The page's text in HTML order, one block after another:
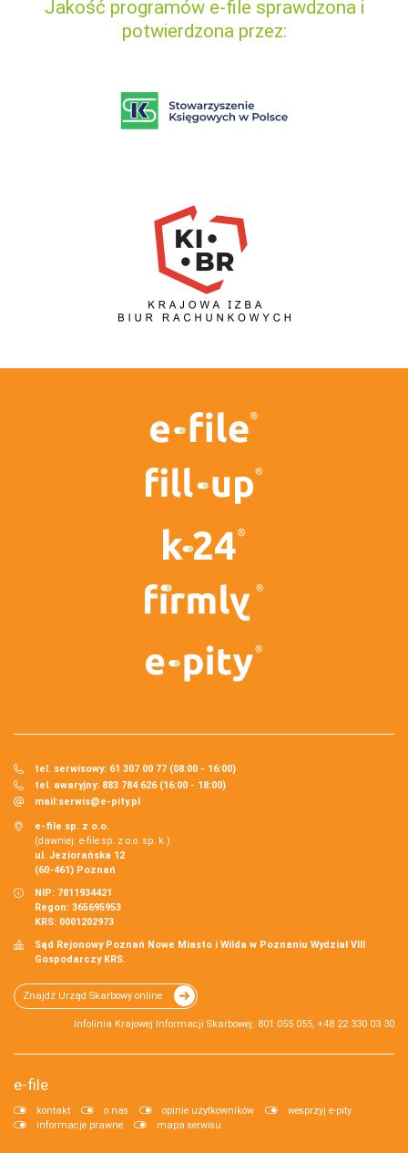
Jakość programów e-file sprawdzona i
potwierdzona przez:
tel. serwisowy: 61 307 00 77 (08:00 - 16:00)
tel. awaryjny: 883 784 626 (16:00 - 18:00)
mail:serwis@e-pity.pl
e-file sp. z o.o.
(dawniej: e-file sp. z o.o. sp. k.)
ul. Jeziorańska 12
(60-461) Poznań
NIP: 7811934421
Regon: 365695953
KRS: 0001202973
Sąd Rejonowy Poznań Nowe Miasto i Wilda w Poznaniu Wydział VIII
Gospodarczy KRS.
Znajdź Urząd Skarbowy online
Infolinia Krajowej Informacji Skarbowej: 801 055 055, +48 22 330 03 30
e-file
kontakt o nas opinie użytkowników
wesprzyj e-pity
informacje prawne
mapa serwisu